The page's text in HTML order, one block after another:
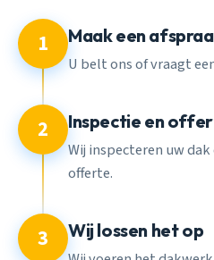
1 Maak een
U belt ons of vraagt
2 Inspectie en
Wij inspecteren uw
offerte.
3 Wij lossen het op